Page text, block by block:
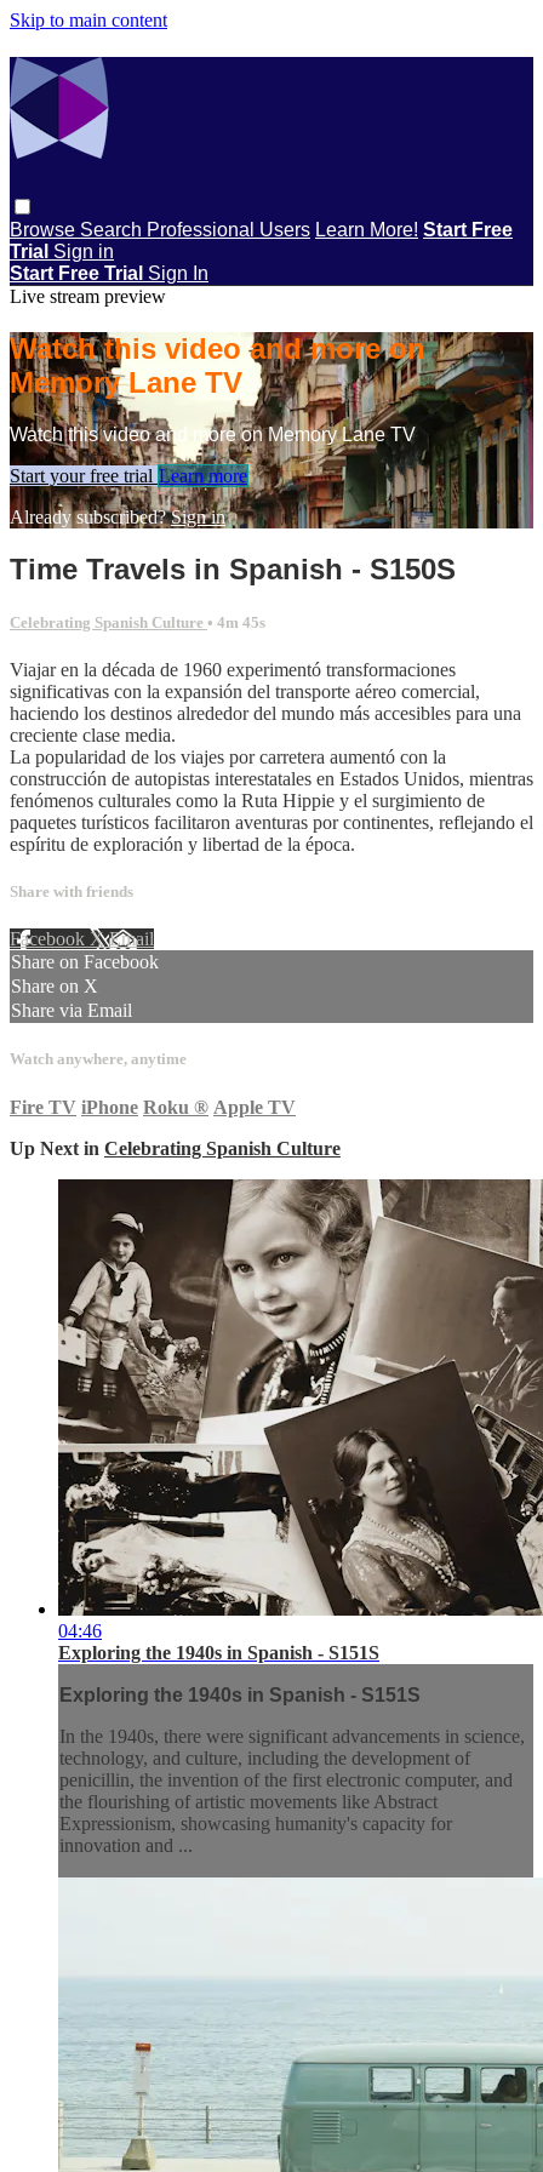
Skip to main content
Browse Search Professional Users Learn More! Start Free
Trial Sign in
Start Free Trial Sign In
Live stream preview
Watch this video and more on
Memory Lane TV
Watch this video and more on Memory Lane TV
Start your free trial Learn more
Already subscribed?Sign in
Time Travels in Spanish - S150S
Celebrating Spanish Culture • 4m 45s
Viajar en la década de 1960 experimentó transformaciones
significativas con la expansión del transporte aéreo comercial,
haciendo los destinos alrededor del mundo más accesibles para una
creciente clase media.
La popularidad de los viajes por carretera aumentó con la
construcción de autopistas interestatales en Estados Unidos, mientras
fenómenos culturales como la Ruta Hippie y el surgimiento de
paquetes turísticos facilitaron aventuras por continentes, reflejando el
espíritu de exploración y libertad de la época.
Share with friends
Facebook XEmail
Share on Facebook
Share on X
Share via Email
Watch anywhere, anytime
Fire TV iPhone Roku ® Apple TV
Up Next in Celebrating Spanish Culture
04:46
Exploring the 1940s in Spanish - S151S
Exploring the 1940s in Spanish - S151S
In the 1940s, there were significant advancements in science,
technology, and culture, including the development of
penicillin, the invention of the first electronic computer, and
the flourishing of artistic movements like Abstract
Expressionism, showcasing humanity's capacity for
innovation and ...